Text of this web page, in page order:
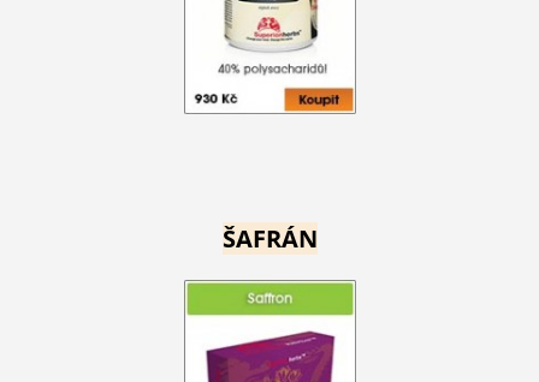
ŠAFRÁN